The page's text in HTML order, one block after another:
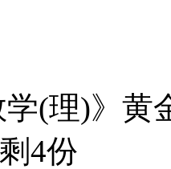
(理)》黄
4份